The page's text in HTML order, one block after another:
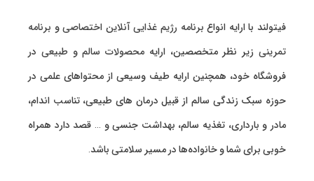
فیتولند با ارایه انواع برنامه رژیم غذایی آنلاین اختصاصیو برنامه
تمرینیزیر نظر متخصصین، ارایه محصولات سالم و طبیعی در
فروشگاه خود، همچنین ارایه طیف وسیعی از محتواهای علمی در
حوزه سبک زندگی سالم از قبیل درمان های طبیعی، تناسب اندام،
مادر و بارداری، تغذیه سالم، بهداشت جنسی و … قصد دارد همراه
خوبی برای شما و خانواده‌ها در مسیر سلامتی باشد.